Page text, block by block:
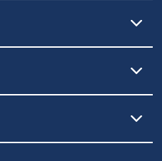
換のご利用が可能です。
料無料
ガイドを